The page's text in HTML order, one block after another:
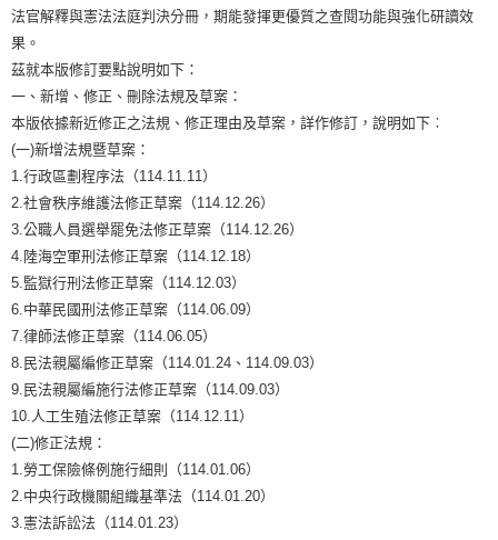
法官解釋與憲法法庭判決分冊，期能發揮更優質之查閱功能與強化研讀效
果。
茲就本版修訂要點說明如下：
一、新增、修正、刪除法規及草案：
本版依據新近修正之法規、修正理由及草案，詳作修訂，說明如下︰
(一)新增法規暨草案：
1.行政區劃程序法（114.11.11）
2.社會秩序維護法修正草案（114.12.26）
3.公職人員選舉罷免法修正草案（114.12.26）
4.陸海空軍刑法修正草案（114.12.18）
5.監獄行刑法修正草案（114.12.03）
6.中華民國刑法修正草案（114.06.09）
7.律師法修正草案（114.06.05）
8.民法親屬編修正草案（114.01.24、114.09.03）
9.民法親屬編施行法修正草案（114.09.03）
10.人工生殖法修正草案（114.12.11）
(二)修正法規：
1.勞工保險條例施行細則（114.01.06）
2.中央行政機關組織基準法（114.01.20）
3.憲法訴訟法（114.01.23）